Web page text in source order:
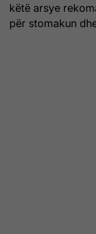
këtë arsye
për stomakun